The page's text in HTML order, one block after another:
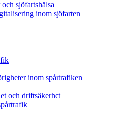
sjöfartshälsa
inom sjöfarten
inom spårtrafiken
och driftsäkerhet